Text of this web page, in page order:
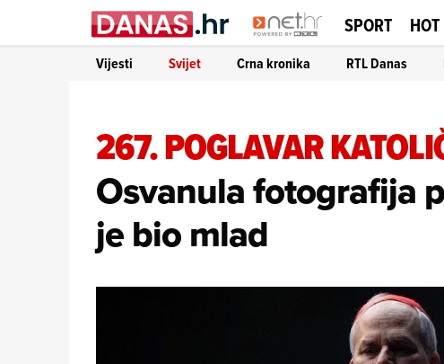
SPORT HOT
Vijesti Svijet Crna kronika RTL Danas
267. POGLAVAR
Osvanula fotografija
je bio mlad